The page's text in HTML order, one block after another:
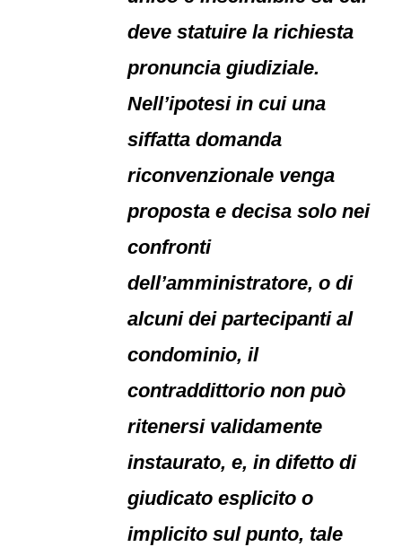
deve statuire la richiesta
pronuncia giudiziale.
Nell’ipotesi in cui una
siffatta domanda
riconvenzionale venga
proposta e decisa solo nei
confronti
dell’amministratore, o di
alcuni dei partecipanti al
condominio, il
contraddittorio non può
ritenersi validamente
instaurato, e, in difetto di
giudicato esplicito o
implicito sul punto, tale